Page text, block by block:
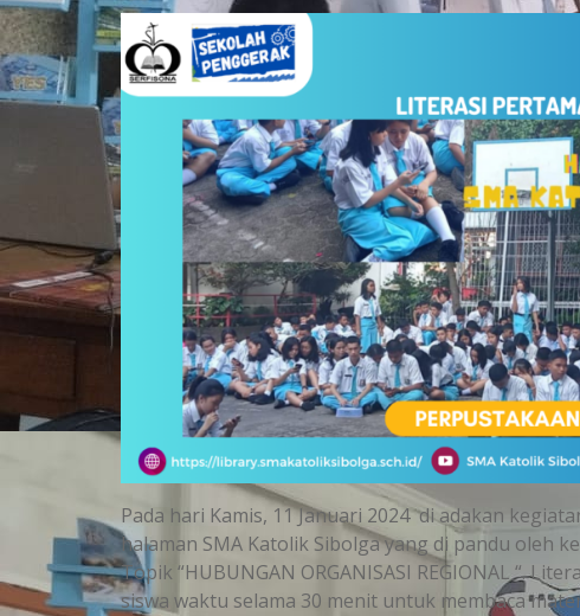
Pada hari Kamis, 11 Januari 2024 di adakan
halaman SMA Katolik Sibolga yang di pandu oleh
Topik “HUBUNGAN ORGANISASI REGIONAL “.
siswa waktu selama 30 menit untuk membaca